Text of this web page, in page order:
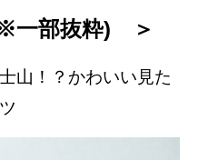
一部抜粋) ＞
山！？かわいい見た